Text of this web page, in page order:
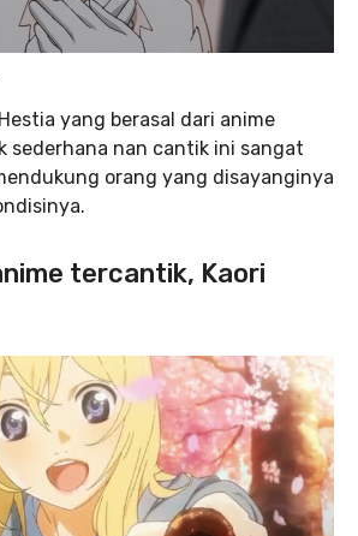
yang berasal dari anime
sederhana nan cantik ini sangat
orang yang disayanginya
tercantik, Kaori